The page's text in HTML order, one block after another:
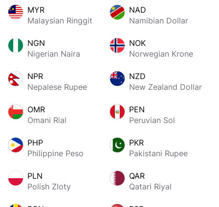
MYR
Malaysian Ringgit
NAD
Namibian Dollar
NGN
Nigerian Naira
NOK
Norwegian Krone
NPR
Nepalese Rupee
NZD
New Zealand Dollar
OMR
Omani Rial
PEN
Peruvian Sol
PHP
Philippine Peso
PKR
Pakistani Rupee
PLN
Polish Zloty
QAR
Qatari Riyal